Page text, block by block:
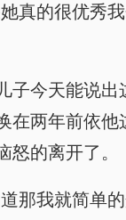
真的很优秀
子今天能说出
在两年前依他
怒的离开了。
那我就简单